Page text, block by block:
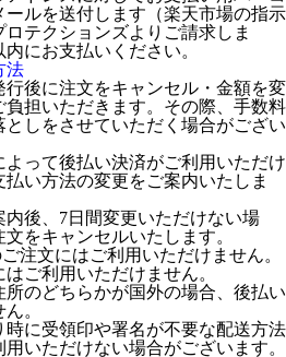
ルを送付します（楽天市場の指示
テクションズよりご請求しま
にお支払いください。
法
後に注文をキャンセル・金額を変
担いただきます。その際、手数料
しをさせていただく場合がござい
って後払い決済がご利用いただけ
い方法の変更をご案内いたしま
後、7日間変更いただけない場
をキャンセルいたします。
注文にはご利用いただけません。
ご利用いただけません。
のどちらかが国外の場合、後払い
。
に受領印や署名が不要な配送方法
いただけない場合がございます。